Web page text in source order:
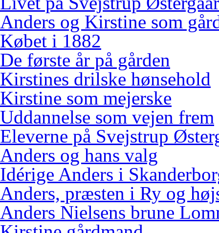
Anders og Kirstine som
Købet i 1882
De første år på gården
Kirstines drilske hønsehold
Kirstine som mejerske
Uddannelse som vejen frem
Eleverne på Svejstrup
Anders og hans valg
Idérige Anders i
Anders, præsten i Ry og
Anders Nielsens brune